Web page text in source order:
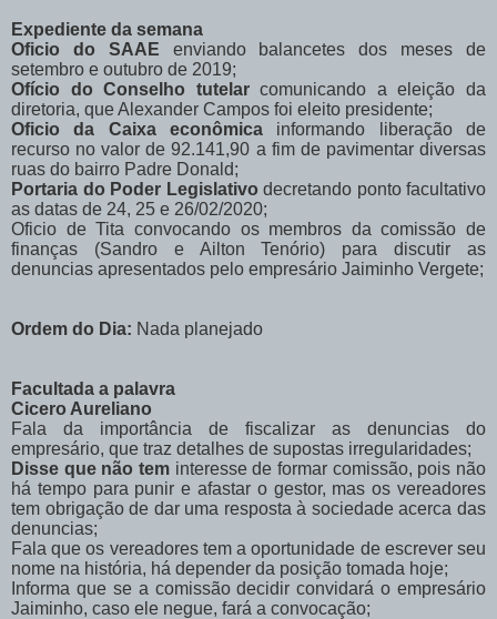
Expediente da semana
Oficio do SAAE enviando balancetes dos meses de
setembro e outubro de 2019;
Ofício do Conselho tutelarcomunicando a eleição da
diretoria, que Alexander Campos foi eleito presidente;
Oficio da Caixa econômica informando liberação de
recurso no valor de 92.141,90 a fim de pavimentar diversas
ruas do bairro Padre Donald;
Portaria do Poder Legislativo decretando ponto facultativo
as datas de 24, 25 e 26/02/2020;
Oficio de Tita convocando os membros da comissão de
finanças (Sandro e Ailton Tenório) para discutir as
denuncias apresentados pelo empresário Jaiminho Vergete;
Ordem do Dia: Nada planejado
Facultada a palavra
Cicero Aureliano
Fala da importância de fiscalizar as denuncias do
empresário, que traz detalhes de supostas irregularidades;
Disse que não tem interesse de formar comissão, pois não
há tempo para punir e afastar o gestor, mas os vereadores
tem obrigação de dar uma resposta à sociedade acerca das
denuncias;
Fala que os vereadores tem a oportunidade de escrever seu
nome na história, há depender da posição tomada hoje;
Informa que se a comissão decidir convidará o empresário
Jaiminho, caso ele negue, fará a convocação;